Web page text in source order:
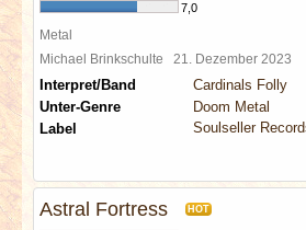
7,0
Metal
Michael Brinkschulte 21. Dezember 2023
Interpret/Band
Cardinals Folly
Unter-Genre
Doom Metal
Label
Soulseller
Astral Fortress HOT